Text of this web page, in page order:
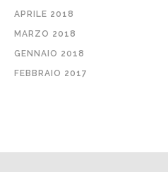
APRILE 2018
MARZO 2018
GENNAIO 2018
FEBBRAIO 2017